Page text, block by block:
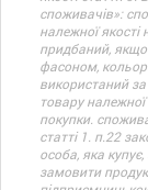
споживачів»:
належної якості
придбаний,
фасоном,
використаний
товару
покупки.
статті 1. п.22
особа, яка
замовити